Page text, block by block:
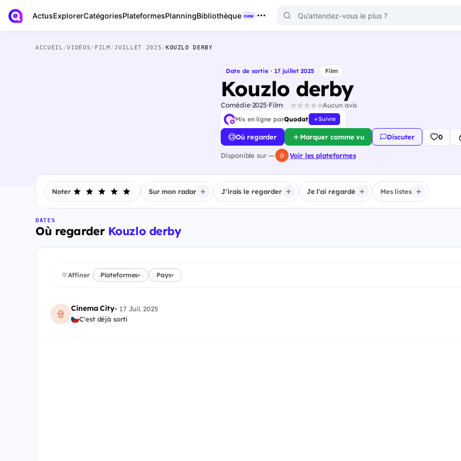
ActusExplorerCatégoriesPlateformesPlanningBibliothèque new
ACCUEIL /VIDÉOS/ FILM/JUILLET 2025/KOUZLO DERBY
Date de sortie · 17 juillet 2025 Film
Kouzlo derby
Comédie2025 Film Aucun avis
Mis en ligne parQuodat Suivre
Où regarder Marquer comme vu Discuter 0
Disponible sur — Voir les plateformes
Noter Sur mon radar J'irais le regarder Je l'ai regardé Mes listes
DATES
Où regarder Kouzlo derby
Affiner Plateformes▾ Pays▾
Cinema City• 17 Juil. 2025
C'est déjà sorti